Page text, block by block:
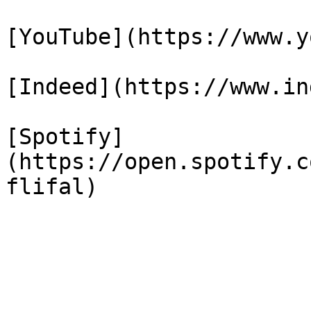
[YouTube](https://
[Indeed](https://
[Spotify]
(https://